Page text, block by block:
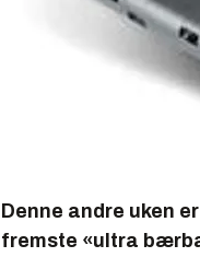
Denne andre uken
fremste «ultra